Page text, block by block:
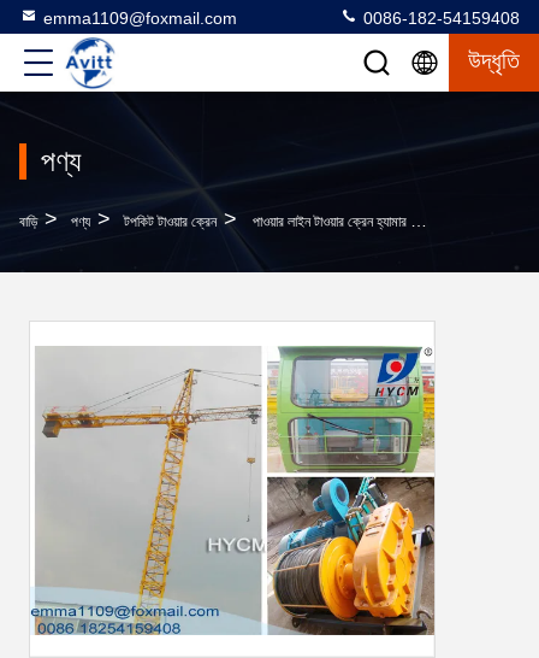
emma1109@foxmail.com 0086-182-54159408
উদ্ধৃতি
পণ্য
বাড়ি > পণ্য > টপকিট টাওয়ার ক্রেন > পাওয়ার লাইন টাওয়ার ক্রেন হ্যামার হেড টাইপ QTZ25 35 মিটার আর্ম